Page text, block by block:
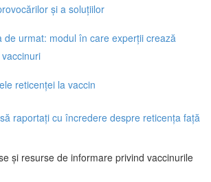
și a soluțiilor
de urmat: modul în care experții crează
reticenței la vaccin
raportați cu încredere despre reticența față
și resurse de informare privind vaccinurile